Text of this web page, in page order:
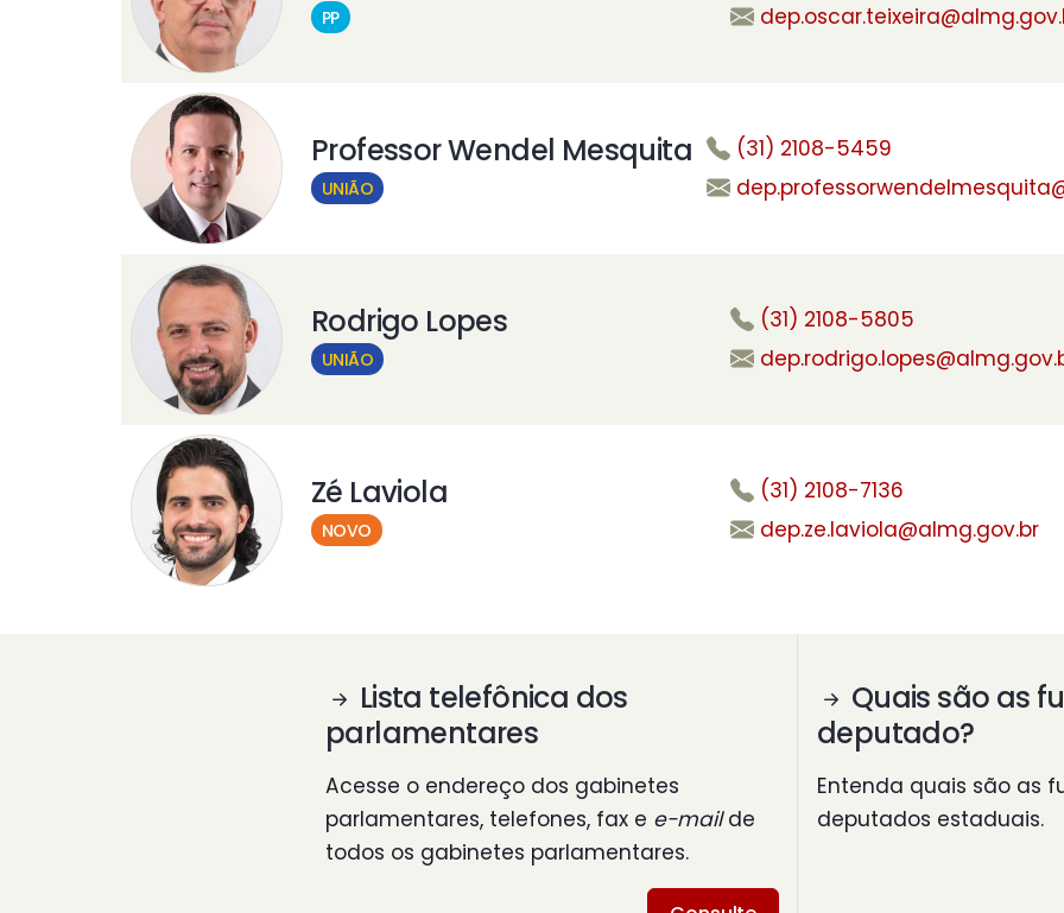
PP
Professor Wendel Mesquita
UNIÃO
(31) 2108-5459
Rodrigo Lopes
UNIÃO
(31) 2108-5805
Zé Laviola
NOVO
(31) 2108-7136
dep.ze.laviola@almg.gov.br
Lista telefônica dos
parlamentares
Acesse o endereço dos gabinetes
parlamentares, telefones, fax e e-mailde
todos os gabinetes parlamentares.
Quais são as
deputado?
Entenda quais são as
deputados estaduais.